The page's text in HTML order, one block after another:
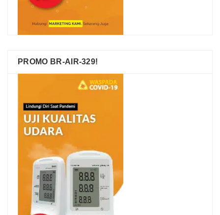
PROMO BR-AIR-329!